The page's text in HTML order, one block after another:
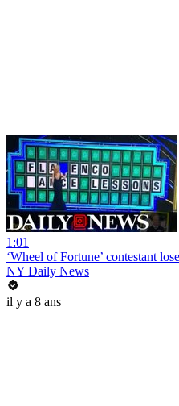
1:01
‘Wheel of Fortune’ contestant
NY Daily News
il y a 8 ans